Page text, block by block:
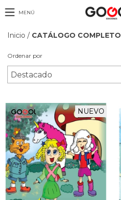
MENÚ
Inicio / CATÁLOGO COMPLETO
Ordenar por
NUEVO